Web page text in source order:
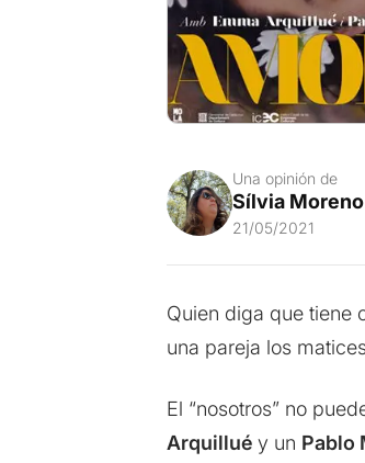
Una opinión de
Sílvia
21/05/2021
Quien diga que tiene
una pareja los
El “nosotros” no
Arquillué y un Pablo